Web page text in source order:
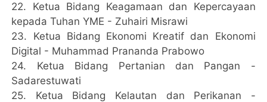
22.⁠ ⁠Ketua Bidang Keagamaan dan Kepercayaan
kepada Tuhan YME - Zuhairi Misrawi
23.⁠ ⁠Ketua Bidang Ekonomi Kreatif dan Ekonomi
Digital - Muhammad Prananda Prabowo
24.⁠ ⁠Ketua Bidang Pertanian dan Pangan -
Sadarestuwati
25.⁠ ⁠Ketua Bidang Kelautan dan Perikanan -